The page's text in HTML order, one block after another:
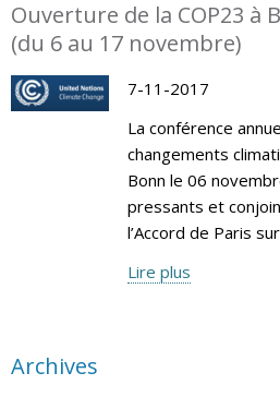
Ouverture de la COP23 à
(du 6 au 17 novembre)
7-11-2017
La conférence
changements
Bonn le 06
pressants et
l’Accord de Paris
Lire plus
Archives